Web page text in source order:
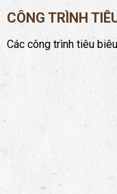
CÔNG TRÌNH
Các công trình tiêu